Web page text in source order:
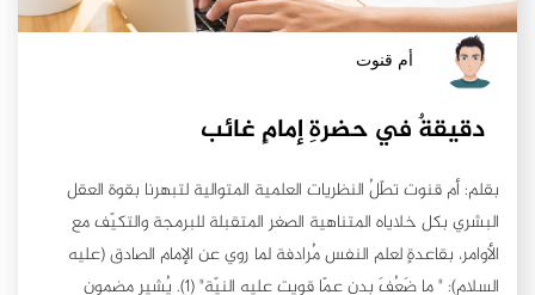
أم قنوت
دقيقةٌ في حضرةِ إمامٍ غائب
بقلم: أم قنوت تطّلُ النظريات العلمية المتوالية لتبهرنا بقوة العقل
البشري بكل خلاياه المتناهية الصغر المتقبلة للبرمجة والتكيّف مع
الأوامر، بقاعدةٍ لعلم النفس مُرادفة لما روي عن الإمام الصادق (عليه
السلام): " ما ضَعُفَ بدن عمّا قويت عليه النيّة" (١). يُشير مضمون